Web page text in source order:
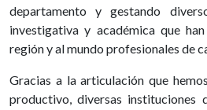
departamento y gestando
investigativa y académica que
región y al mundo profesionales de
Gracias a la articulación que
productivo, diversas instituciones